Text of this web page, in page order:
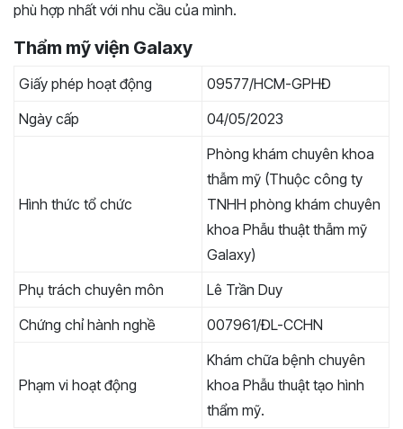
phù hợp nhất với nhu cầu của mình.
Thẩm mỹ viện Galaxy
Giấy phép hoạt động
09577/HCM-GPHĐ
Ngày cấp
04/05/2023
Hình thức tổ chức
Phòng khám chuyên khoa
thẫm mỹ (Thuộc công ty
TNHH phòng khám chuyên
khoa Phẫu thuật thẫm mỹ
Galaxy)
Phụ trách chuyên môn
Lê Trần Duy
Chứng chỉ hành nghề
007961/ĐL-CCHN
Phạm vi hoạt động
Khám chữa bệnh chuyên
khoa Phẫu thuật tạo hình
thẩm mỹ.